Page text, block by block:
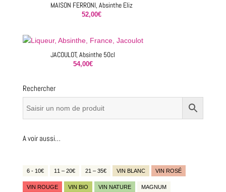
MAISON FERRONI, Absinthe Eliz
52,00€
JACOULOT, Absinthe 50cl
54,00€
Rechercher
A voir aussi…
6 - 10€ 11 – 20€ 21 – 35€ VIN BLANC VIN ROSÉ
VIN ROUGE VIN BIO VIN NATURE MAGNUM